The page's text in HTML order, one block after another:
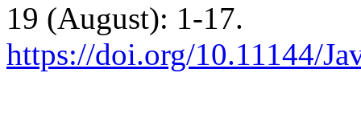
19 (August): 1-17.
https://doi.org/10.11144/